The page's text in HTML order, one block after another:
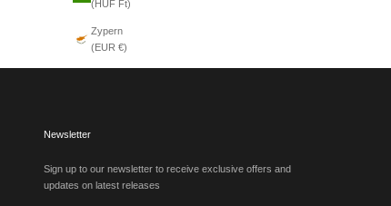
(HUF Ft)
Zypern
(EUR €)
Newsletter
Sign up to our newsletter to receive exclusive offers and
updates on latest releases